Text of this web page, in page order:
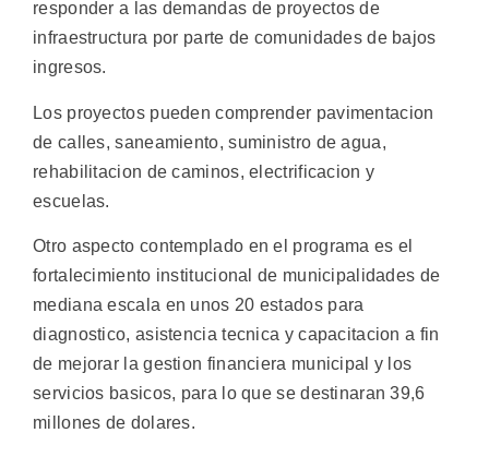
responder a las demandas de proyectos de
infraestructura por parte de comunidades de bajos
ingresos.
Los proyectos pueden comprender pavimentacion
de calles, saneamiento, suministro de agua,
rehabilitacion de caminos, electrificacion y
escuelas.
Otro aspecto contemplado en el programa es el
fortalecimiento institucional de municipalidades de
mediana escala en unos 20 estados para
diagnostico, asistencia tecnica y capacitacion a fin
de mejorar la gestion financiera municipal y los
servicios basicos, para lo que se destinaran 39,6
millones de dolares.